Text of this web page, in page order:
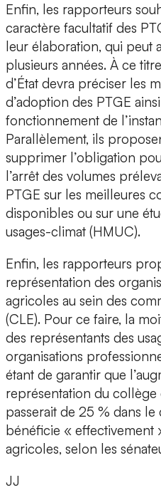
Enfin, les rapporteurs
caractère facultatif des
leur élaboration, qui peut
plusieurs années. À ce
d’État devra préciser les
d’adoption des PTGE
fonctionnement de
Parallèlement, ils
supprimer l’obligation
l’arrêt des volumes
PTGE sur les meilleures
disponibles ou sur une
usages-climat (HMUC).
Enfin, les rapporteurs
représentation des
agricoles au sein des
(CLE). Pour ce faire, la
des représentants des
organisations
étant de garantir que
représentation du collège
passerait de 25 % dans
bénéficie « effectivement
agricoles, selon les
JJ